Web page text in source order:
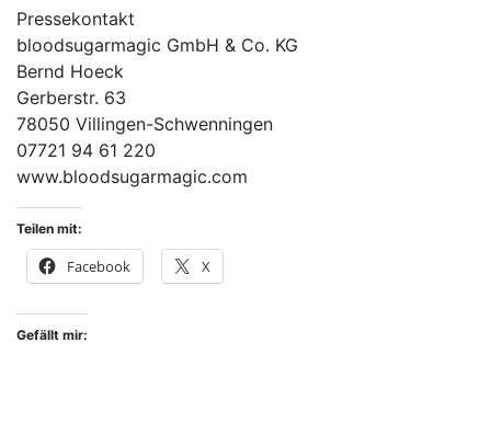
Pressekontakt
bloodsugarmagic GmbH & Co. KG
Bernd Hoeck
Gerberstr. 63
78050 Villingen-Schwenningen
07721 94 61 220
www.bloodsugarmagic.com
Teilen mit:
Facebook X
Gefällt mir: